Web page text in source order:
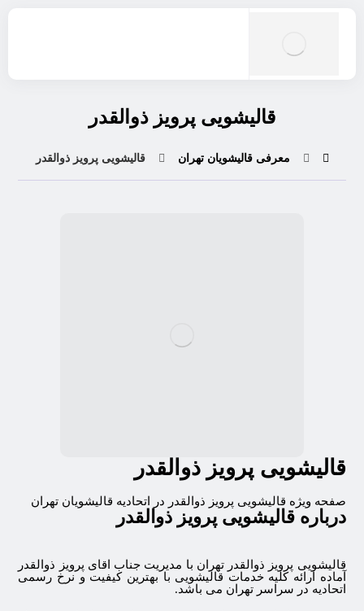
قالیشویی پرویز ذوالقدر
معرفی قالیشویان تهران قالیشویی پرویز ذوالقدر
قالیشویی پرویز ذوالقدر
صفحه ویژه قالیشویی پرویز ذوالقدر در اتحادیه قالیشویان تهران
درباره قالیشویی پرویز ذوالقدر
قالیشویی پرویز ذوالقدر تهران با مدیریت جناب اقای پرویز ذوالقدر
آماده ارائه کلیه خدمات قالیشویی با بهترین کیفیت و نرخ رسمی
اتحادیه در سراسر تهران می باشد.